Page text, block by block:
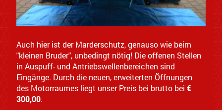
Auch hier ist der Marderschutz, genauso wie beim
"kleinen Bruder", unbedingt nötig! Die offenen Stellen
in Auspuff- und Antriebswellenbereichen sind
Eingänge. Durch die neuen, erweiterten Öffnungen
des Motorraumes liegt unser Preis bei brutto bei €
300,00.